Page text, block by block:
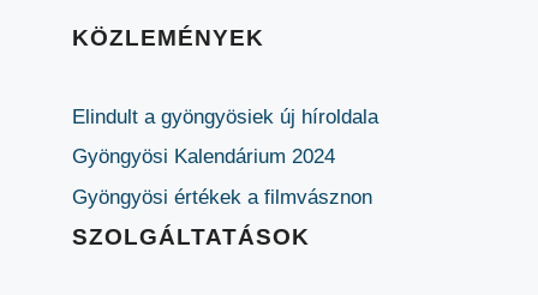
KÖZLEMÉNYEK
Elindult a gyöngyösiek új híroldala
Gyöngyösi Kalendárium 2024
Gyöngyösi értékek a filmvásznon
SZOLGÁLTATÁSOK